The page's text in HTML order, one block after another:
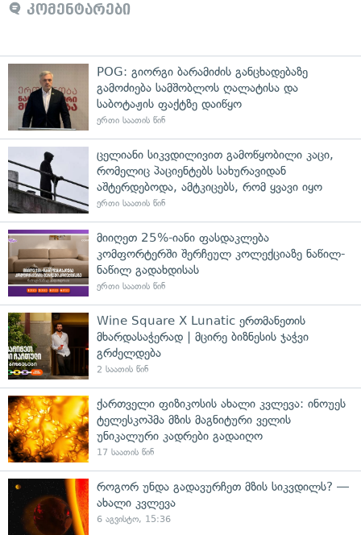
კომენტარები
POG: გიორგი ბარამიძის განცხადებაზე
გამოძიება სამშობლოს ღალატისა და
საბოტაჟის ფაქტზე დაიწყო
ერთი საათის წინ
ცელიანი სიკვდილივით გამოწყობილი კაცი,
რომელიც პაციენტებს სახურავიდან
აშტერდებოდა, ამტკიცებს, რომ ყვავი იყო
ერთი საათის წინ
მიიღეთ 25%-იანი ფასდაკლება
კომფორტერში შერჩეულ კოლექციაზე ნაწილ-
ნაწილ გადახდისას
ერთი საათის წინ
Wine Square X Lunatic ერთმანეთის
მხარდასაჭერად | მცირე ბიზნესის ჯაჭვი
გრძელდება
2 საათის წინ
ქართველი ფიზიკოსის ახალი კვლევა: ინოუეს
ტელესკოპმა მზის მაგნიტური ველის
უნიკალური კადრები გადაიღო
17 საათის წინ
როგორ უნდა გადავურჩეთ მზის სიკვდილს? —
ახალი კვლევა
6 აგვისტო, 15:36